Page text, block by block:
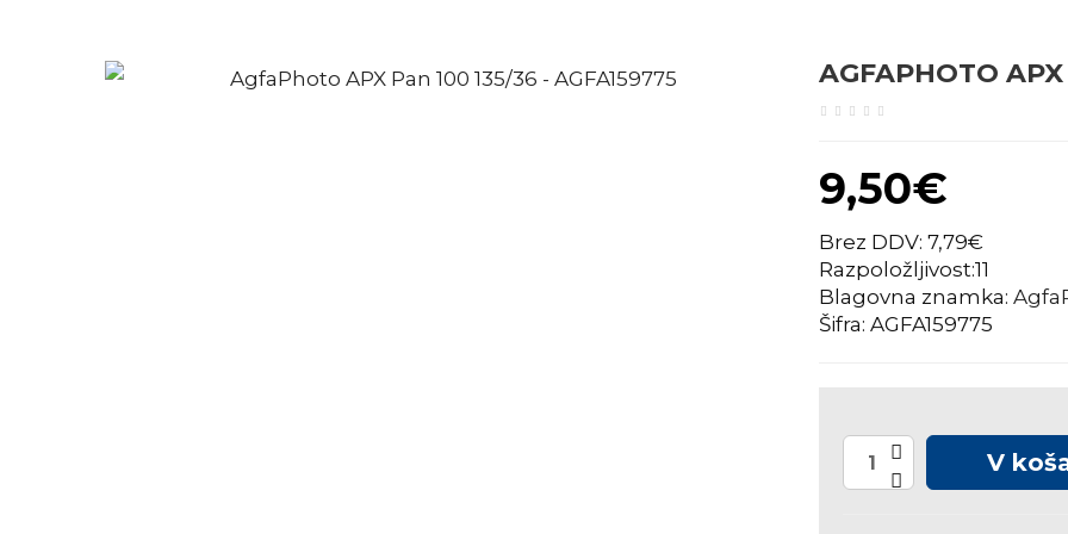
AGFAPHOTO
9,50€
Brez DDV: 7,79€
Razpoložljivost:11
Blagovna znamka:
Šifra: AGFA159775
V